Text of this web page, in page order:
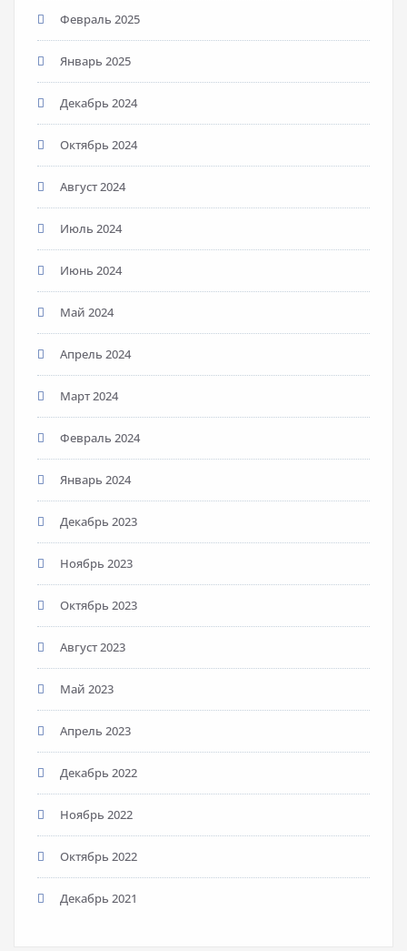
Февраль 2025
Январь 2025
Декабрь 2024
Октябрь 2024
Август 2024
Июль 2024
Июнь 2024
Май 2024
Апрель 2024
Март 2024
Февраль 2024
Январь 2024
Декабрь 2023
Ноябрь 2023
Октябрь 2023
Август 2023
Май 2023
Апрель 2023
Декабрь 2022
Ноябрь 2022
Октябрь 2022
Декабрь 2021